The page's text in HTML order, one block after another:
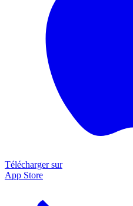
Télécharger sur
App Store